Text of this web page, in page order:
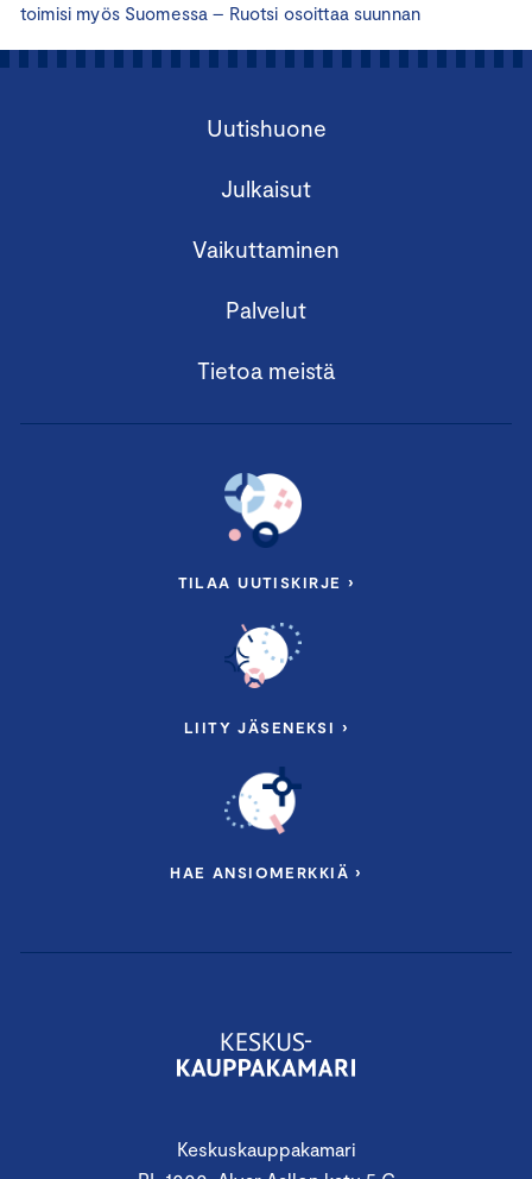
toimisi myös Suomessa – Ruotsi osoittaa suunnan
Keskuskauppakamari
Uutishuone
Julkaisut
Vaikuttaminen
Palvelut
Tietoa meistä
TILAA UUTISKIRJE ›
LIITY JÄSENEKSI ›
HAE ANSIOMERKKIÄ ›